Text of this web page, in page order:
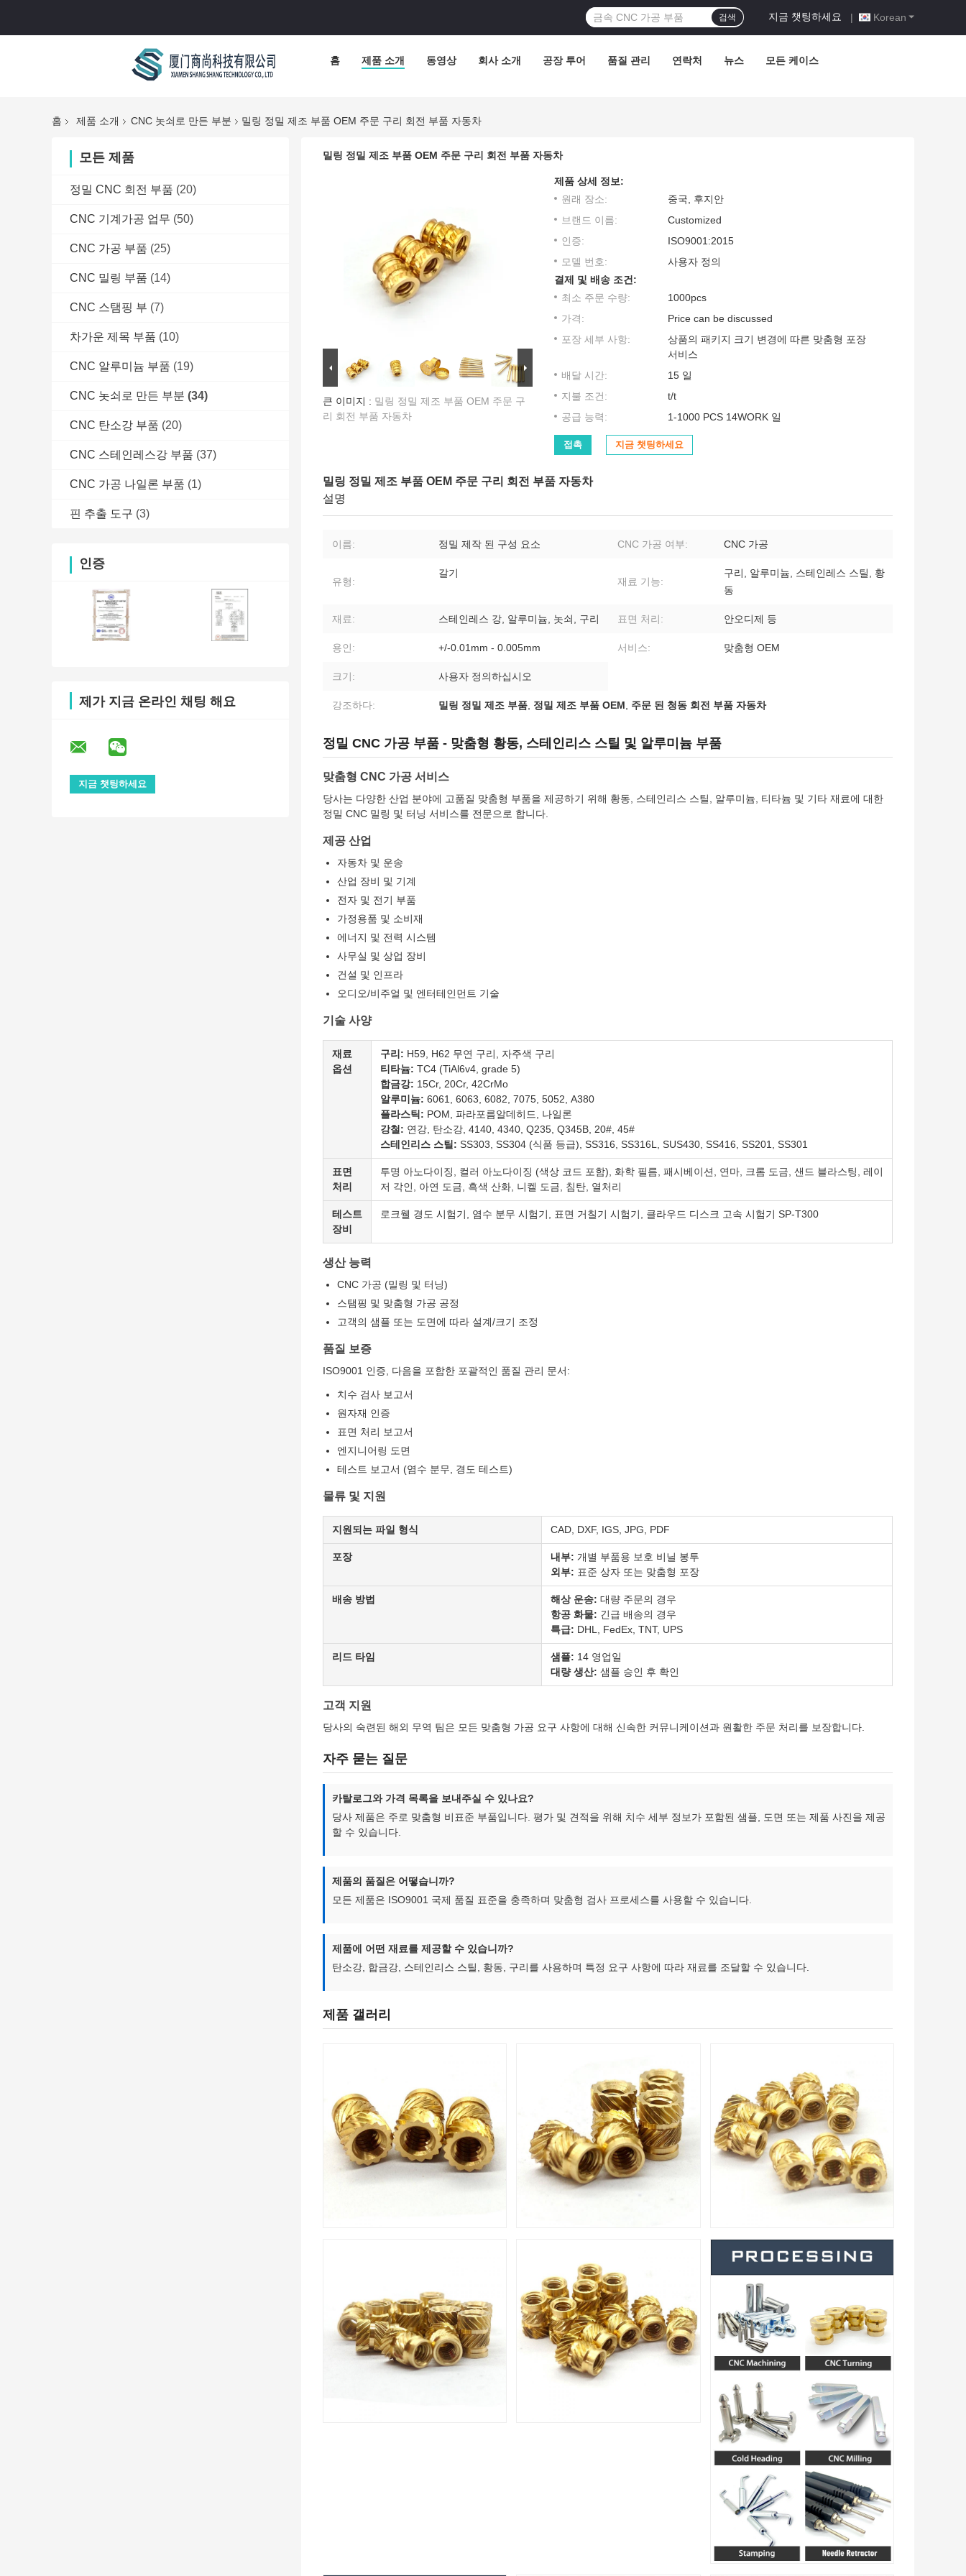
Korean
지금 챗팅하세요 |
검색
홈 제품 소개 동영상 회사 소개 공장 투어 품질 관리 연락처 뉴스 모든 케이스
홈 제품 소개 CNC 놋쇠로 만든 부분 밀링 정밀 제조 부품 OEM 주문 구리 회전 부품 자동차
모든 제품
정밀 CNC 회전 부품 (20)
CNC 기계가공 업무 (50)
CNC 가공 부품 (25)
CNC 밀링 부품 (14)
CNC 스탬핑 부 (7)
차가운 제목 부품 (10)
CNC 알루미늄 부품 (19)
CNC 놋쇠로 만든 부분 (34)
CNC 탄소강 부품 (20)
CNC 스테인레스강 부품 (37)
CNC 가공 나일론 부품 (1)
핀 추출 도구 (3)
인증
제가 지금 온라인 채팅 해요
밀링 정밀 제조 부품 OEM 주문 구리 회전 부품 자동차
큰 이미지 : 밀링 정밀 제조 부품 OEM 주문 구
리 회전 부품 자동차
제품 상세 정보:
원래 장소:
중국, 후지안
브랜드 이름:
Customized
인증:
ISO9001:2015
모델 번호:
사용자 정의
결제 및 배송 조건:
최소 주문 수량:
1000pcs
가격:
Price can be discussed
포장 세부 사항:
상품의 패키지 크기 변경에 따른 맞춤형 포장
서비스
배달 시간:
15 일
지불 조건:
t/t
공급 능력:
1-1000 PCS 14WORK 일
접촉 지금 챗팅하세요
밀링 정밀 제조 부품 OEM 주문 구리 회전 부품 자동차
설명
이름: 정밀 제작 된 구성 요소 CNC 가공 여부: CNC 가공
유형:
갈기
재료 기능:
구리, 알루미늄, 스테인레스 스틸, 황
동
재료: 스테인레스 강, 알루미늄, 놋쇠, 구리 표면 처리: 안오디제 등
용인: +/-0.01mm - 0.005mm 서비스: 맞춤형 OEM
크기: 사용자 정의하십시오
강조하다: 밀링 정밀 제조 부품, 정밀 제조 부품 OEM, 주문 된 청동 회전 부품 자동차
정밀 CNC 가공 부품 - 맞춤형 황동, 스테인리스 스틸 및 알루미늄 부품
맞춤형 CNC 가공 서비스
당사는 다양한 산업 분야에 고품질 맞춤형 부품을 제공하기 위해 황동, 스테인리스 스틸, 알루미늄, 티타늄 및 기타 재료에 대한
정밀 CNC 밀링 및 터닝 서비스를 전문으로 합니다.
제공 산업
자동차 및 운송
산업 장비 및 기계
전자 및 전기 부품
가정용품 및 소비재
에너지 및 전력 시스템
사무실 및 상업 장비
건설 및 인프라
오디오/비주얼 및 엔터테인먼트 기술
기술 사양
재료
옵션
구리: H59, H62 무연 구리, 자주색 구리
티타늄: TC4 (TiAl6v4, grade 5)
합금강: 15Cr, 20Cr, 42CrMo
알루미늄: 6061, 6063, 6082, 7075, 5052, A380
플라스틱: POM, 파라포름알데히드, 나일론
강철: 연강, 탄소강, 4140, 4340, Q235, Q345B, 20#, 45#
스테인리스 스틸: SS303, SS304 (식품 등급), SS316, SS316L, SUS430, SS416, SS201, SS301
표면
처리
투명 아노다이징, 컬러 아노다이징 (색상 코드 포함), 화학 필름, 패시베이션, 연마, 크롬 도금, 샌드 블라스팅, 레이
저 각인, 아연 도금, 흑색 산화, 니켈 도금, 침탄, 열처리
테스트
장비
로크웰 경도 시험기, 염수 분무 시험기, 표면 거칠기 시험기, 클라우드 디스크 고속 시험기 SP-T300
생산 능력
CNC 가공 (밀링 및 터닝)
스탬핑 및 맞춤형 가공 공정
고객의 샘플 또는 도면에 따라 설계/크기 조정
품질 보증
ISO9001 인증, 다음을 포함한 포괄적인 품질 관리 문서:
치수 검사 보고서
원자재 인증
표면 처리 보고서
엔지니어링 도면
테스트 보고서 (염수 분무, 경도 테스트)
물류 및 지원
지원되는 파일 형식 CAD, DXF, IGS, JPG, PDF
포장 내부: 개별 부품용 보호 비닐 봉투
외부: 표준 상자 또는 맞춤형 포장
배송 방법 해상 운송: 대량 주문의 경우
항공 화물: 긴급 배송의 경우
특급: DHL, FedEx, TNT, UPS
리드 타임 샘플: 14 영업일
대량 생산: 샘플 승인 후 확인
고객 지원
당사의 숙련된 해외 무역 팀은 모든 맞춤형 가공 요구 사항에 대해 신속한 커뮤니케이션과 원활한 주문 처리를 보장합니다.
자주 묻는 질문
카탈로그와 가격 목록을 보내주실 수 있나요?
당사 제품은 주로 맞춤형 비표준 부품입니다. 평가 및 견적을 위해 치수 세부 정보가 포함된 샘플, 도면 또는 제품 사진을 제공
할 수 있습니다.
제품의 품질은 어떻습니까?
모든 제품은 ISO9001 국제 품질 표준을 충족하며 맞춤형 검사 프로세스를 사용할 수 있습니다.
제품에 어떤 재료를 제공할 수 있습니까?
탄소강, 합금강, 스테인리스 스틸, 황동, 구리를 사용하며 특정 요구 사항에 따라 재료를 조달할 수 있습니다.
제품 갤러리